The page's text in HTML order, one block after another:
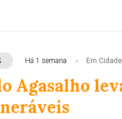
Há 1 semana Em
Agasalho